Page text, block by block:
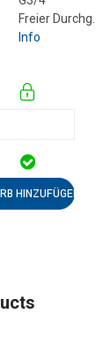
Freier Durchg.
Info
HINZUFÜGEN